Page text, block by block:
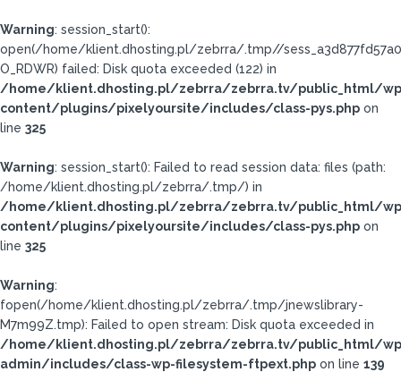
Warning: session_start():
open(/home/klient.dhosting.pl/zebrra/.tmp//
O_RDWR) failed: Disk quota exceeded (122) in
/home/klient.dhosting.pl/zebrra/zebrra.tv/public_html/
content/plugins/pixelyoursite/includes/class-pys.php on
line 325
Warning: session_start(): Failed to read session data: files (path:
/home/klient.dhosting.pl/zebrra/.tmp/) in
/home/klient.dhosting.pl/zebrra/zebrra.tv/public_html/
content/plugins/pixelyoursite/includes/class-pys.php on
line 325
Warning:
fopen(/home/klient.dhosting.pl/zebrra/.tmp/jnewslibrary-
M7m99Z.tmp): Failed to open stream: Disk quota exceeded in
/home/klient.dhosting.pl/zebrra/zebrra.tv/public_html/
admin/includes/class-wp-filesystem-ftpext.php on line 139